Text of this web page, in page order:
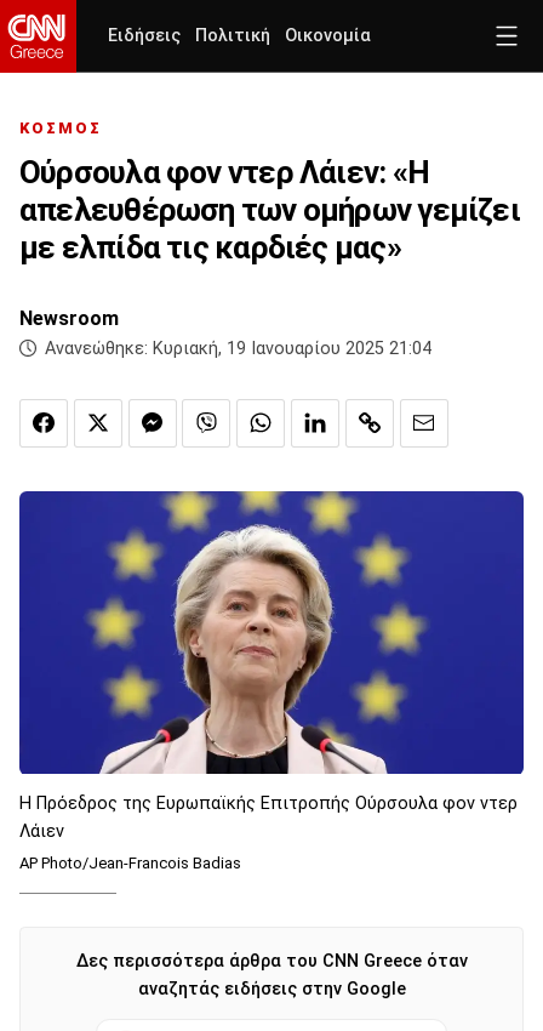
Ειδήσεις Πολιτική Οικονομία
ΚΟΣΜΟΣ
Ούρσουλα φον ντερ Λάιεν: «Η
απελευθέρωση των ομήρων γεμίζει
με ελπίδα τις καρδιές μας»
Newsroom
Ανανεώθηκε: Κυριακή, 19 Ιανουαρίου 2025 21:04
Η Πρόεδρος της Ευρωπαϊκής Επιτροπής Ούρσουλα φον ντερ
Λάιεν
AP Photo/Jean-Francois Badias
Δες περισσότερα άρθρα του CNN Greece όταν
αναζητάς ειδήσεις στην Google